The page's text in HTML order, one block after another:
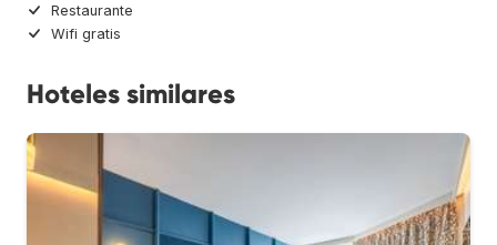
Restaurante
Wifi gratis
Hoteles similares